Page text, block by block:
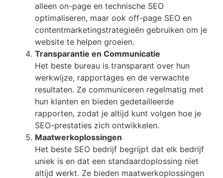
alleen on-page en technische SEO
optimaliseren, maar ook off-page SEO en
contentmarketingstrategieën gebruiken om je
website te helpen groeien.
Transparantie en Communicatie
Het beste bureau is transparant over hun
werkwijze, rapportages en de verwachte
resultaten. Ze communiceren regelmatig met
hun klanten en bieden gedetailleerde
rapporten, zodat je altijd kunt volgen hoe je
SEO-prestaties zich ontwikkelen.
Maatwerkoplossingen
Het beste SEO bedrijf begrijpt dat elk bedrijf
uniek is en dat een standaardoplossing niet
altijd werkt. Ze bieden maatwerkoplossingen